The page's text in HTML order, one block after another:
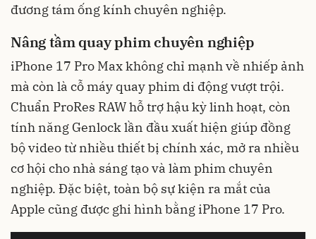
đương tám ống kính chuyên nghiệp.
Nâng tầm quay phim chuyên nghiệp
iPhone 17 Pro Max không chỉ mạnh về nhiếp ảnh
mà còn là cỗ máy quay phim di động vượt trội.
Chuẩn ProRes RAW hỗ trợ hậu kỳ linh hoạt, còn
tính năng Genlock lần đầu xuất hiện giúp đồng
bộ video từ nhiều thiết bị chính xác, mở ra nhiều
cơ hội cho nhà sáng tạo và làm phim chuyên
nghiệp. Đặc biệt, toàn bộ sự kiện ra mắt của
Apple cũng được ghi hình bằng iPhone 17 Pro.